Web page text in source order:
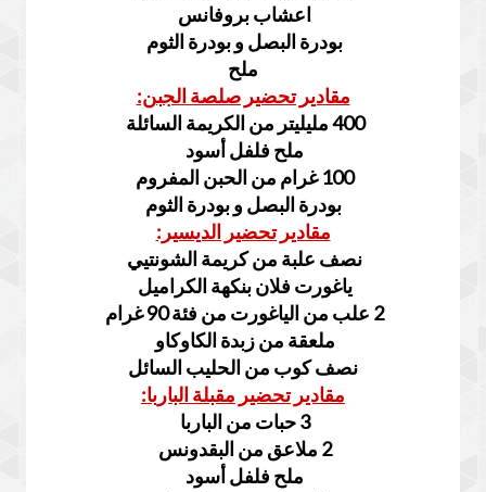
اعشاب بروفانس
بودرة البصل و بودرة الثوم
ملح
مقادير تحضير صلصة الجبن:
400 مليليتر من الكريمة السائلة
ملح فلفل أسود
100 غرام من الحبن المفروم
بودرة البصل و بودرة الثوم
مقادير تحضير الديسير:
نصف علبة من كريمة الشونتيي
ياغورت فلان بنكهة الكراميل
2 علب من الياغورت من فئة 90 غرام
ملعقة من زبدة الكاوكاو
نصف كوب من الحليب السائل
مقادير تحضير مقبلة الباربا:
3 حبات من الباربا
2 ملاعق من البقدونس
ملح فلفل أسود